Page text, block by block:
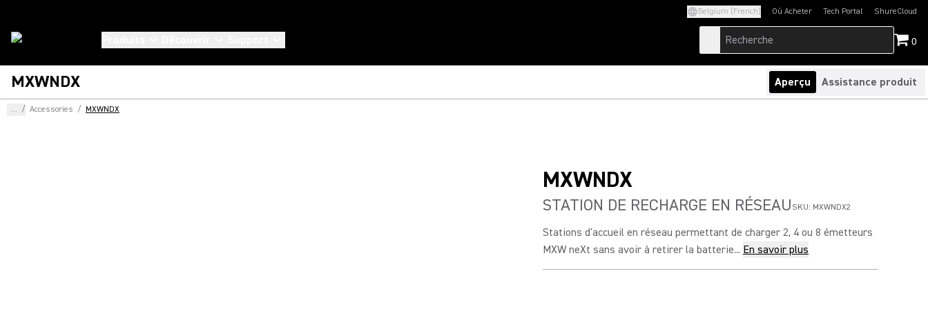
Belgium (French) Où Acheter Tech Portal
(Opens in a new tab)ShureCloud
(Opens in a new
0
MXWNDX Aperçu Assistance produit
... / Accessories / MXWNDX
MXWNDX
STATION DE RECHARGE EN RÉSEAU SKU: MXWNDX2
Stations d'accueil en réseau permettant de charger 2, 4 ou 8 émetteurs
MXW neXt sans avoir à retirer la batterie... En savoir plus